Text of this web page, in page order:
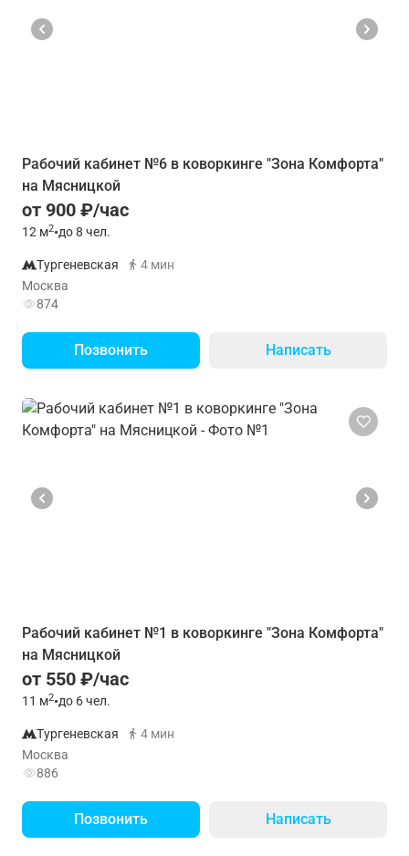
Рабочий кабинет №6 в коворкинге "Зона Комфорта"
на Мясницкой
от 900 ₽/час
12 м2•до 8 чел.
Тургеневская
4 мин
Москва
874
Позвонить Написать
Рабочий кабинет №1 в коворкинге "Зона Комфорта"
на Мясницкой
от 550 ₽/час
11 м2•до 6 чел.
Тургеневская
4 мин
Москва
886
Позвонить Написать